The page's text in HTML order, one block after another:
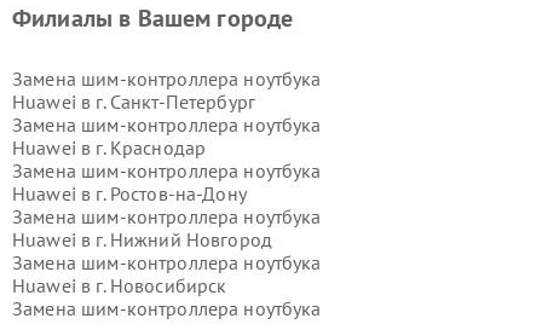
Филиалы в Вашем городе
Замена шим-контроллера ноутбука
Huawei в г. Санкт-Петербург
Замена шим-контроллера ноутбука
Huawei в г. Краснодар
Замена шим-контроллера ноутбука
Huawei в г. Ростов-на-Дону
Замена шим-контроллера ноутбука
Huawei в г. Нижний Новгород
Замена шим-контроллера ноутбука
Huawei в г. Новосибирск
Замена шим-контроллера ноутбука